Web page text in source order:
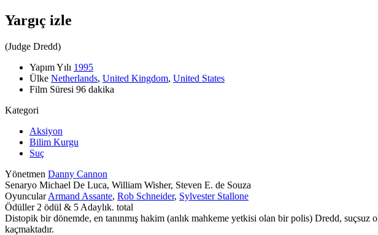
Yargıç izle
(Judge Dredd)
Yapım Yılı 1995
Ülke Netherlands, United Kingdom, United States
Film Süresi 96 dakika
Kategori
Aksiyon
Bilim Kurgu
Suç
Yönetmen Danny Cannon
Senaryo Michael De Luca, William Wisher, Steven E. de Souza
Oyuncular Armand Assante, Rob Schneider, Sylvester Stallone
Ödüller2 ödül & 5 Adaylık. total
Distopik bir dönemde, en tanınmış hakim (anlık mahkeme yetkisi olan bir polis) Dredd, suçsuz
kaçmaktadır.